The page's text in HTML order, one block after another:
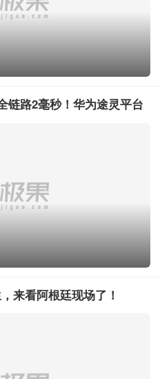
链路2毫秒！华为途灵平台
来看阿根廷现场了！